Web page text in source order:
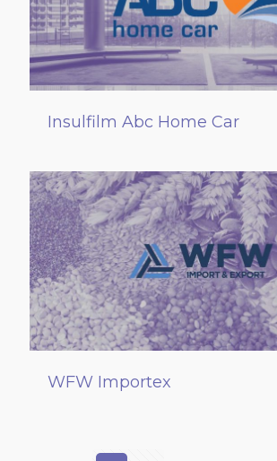
Insulfilm Abc Home Car
WFW Importex